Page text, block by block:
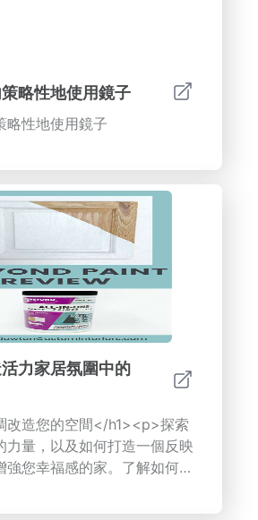
自然光的策略- 設計開放式平
用戰略性布置的窗戶- 融入反
光線- 選擇適當的窗帘以控制
效。副標題：為自然光而設計
觀設計如何影響光線流入您
增強光線進入而不遮擋的植
元素將光反射回您的居住空
：通過擁抱自然光的力量，將
一個更明亮、更溫馨的空間。
通往更健康、更快樂的家的旅
略性地使用鏡子
略性地使用鏡子
力家居氛圍中的
改造您的空間</h1><p>探索
力量，以及如何打造一個反映
強您幸福感的家。了解如何使
色溫和文化關聯，打造一個和
人驚嘆的空間。從選擇完美的